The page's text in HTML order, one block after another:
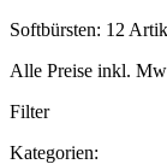
Softbürsten: 12
Alle Preise inkl.
Filter
Kategorien: